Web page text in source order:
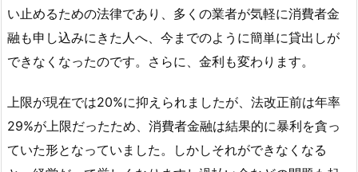
い止めるための法律であり、多くの業者が気軽に消費者金
融も申し込みにきた人へ、今までのように簡単に貸出しが
できなくなったのです。さらに、金利も変わります。
上限が現在では20%に抑えられましたが、法改正前は年率
29%が上限だったため、消費者金融は結果的に暴利を貪っ
ていた形となっていました。しかしそれができなくなる